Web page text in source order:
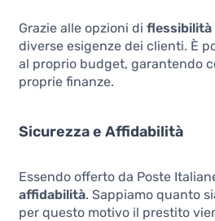
Grazie alle opzioni diflessibilità
diverse esigenze dei clienti. È
al proprio budget, garantendo
proprie finanze.
Sicurezza e Affidabilità
Essendo offerto da Poste
affidabilità. Sappiamo quanto
per questo motivo il prestito